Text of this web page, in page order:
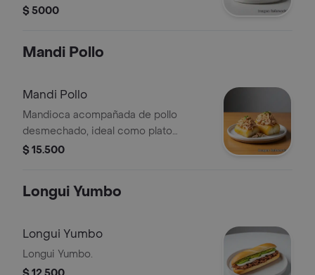
$ 5000
Mandi Pollo
Mandi Pollo
Mandioca acompañada de pollo
desmechado, ideal como plato
principal.
$ 15.500
Longui Yumbo
Longui Yumbo
Longui Yumbo.